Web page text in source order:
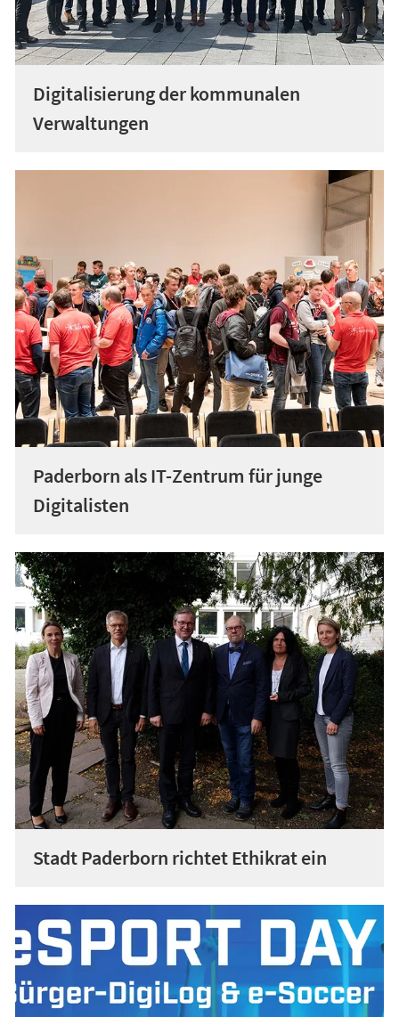
Digitalisierung der kommunalen
Verwaltungen
Paderborn als IT-Zentrum für junge
Digitalisten
Stadt Paderborn richtet Ethikrat ein